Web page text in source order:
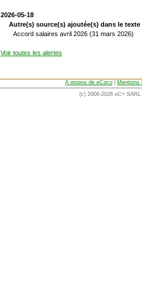
2026-05-18
Autre(s) source(s) ajoutée(s) dans le
Accord salaires avril 2026 (31 mars 2026)
Voir toutes les alertes
A propos de eCoco
Mentions
(c) 2006-2026 eC+